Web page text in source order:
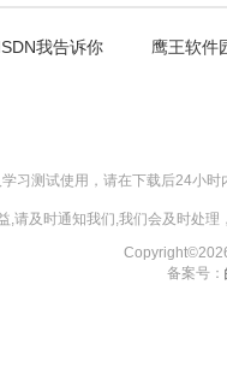
我告诉你 鹰王软件
习测试使用，请在下载后24小
,请及时通知我们,我们会及时处
备案号：